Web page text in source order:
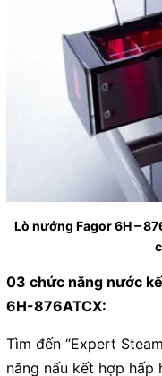
Lò nướng Fagor 6H –
03 chức năng nước
6H-876ATCX:
Tìm đến “Expert
năng nấu kết hợp